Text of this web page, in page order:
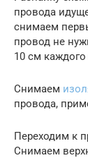
провода
снимаем
провод не
10 см
Снимаем
провода,
Переходим к
Снимаем